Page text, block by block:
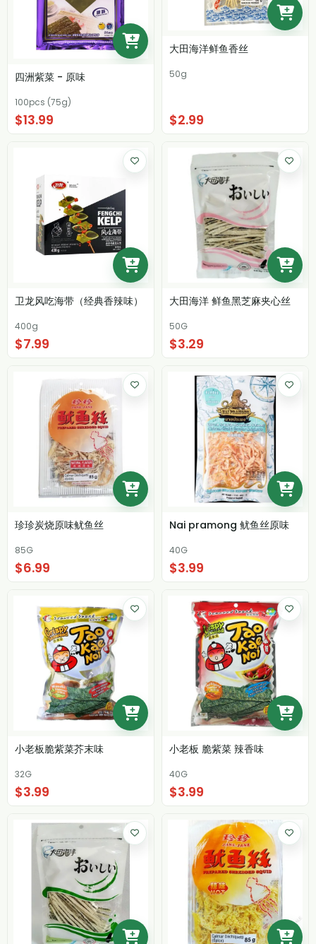
四洲紫菜 - 原味
100pcs (75g)
$13.99
大田海洋鲜鱼香丝
50g
$2.99
卫龙风吃海带（经典香辣味）
400g
$7.99
大田海洋 鲜鱼黑芝麻夹心丝
50G
$3.29
珍珍炭烧原味鱿鱼丝
85G
$6.99
Nai pramong 鱿鱼丝原味
40G
$3.99
小老板脆紫菜芥末味
32G
$3.99
小老板 脆紫菜 辣香味
40G
$3.99